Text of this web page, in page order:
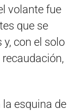
volante fue
que se
con el solo
la esquina de